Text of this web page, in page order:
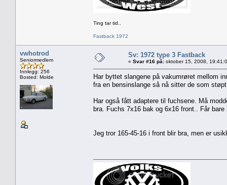
Ting tar tid..
Fastback 1972
vwhotrod
Seniormedlem
Innlegg: 256
Bosted: Molde
Sv: 1972 type 3 Fastback
« Svar #16 på: oktober 15, 2008,
Har byttet slangene på vakumrøret mellom
fra en bensinslange så nå sitter de som
Har også fått adaptere til fuchsene. Må
bra. Fuchs 7x16 bak og 6x16 front.. Får
Jeg tror 165-45-16 i front blir bra, men er